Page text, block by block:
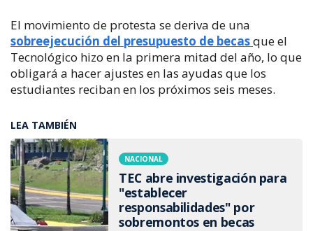
El movimiento de protesta se deriva de una
sobreejecución del presupuesto de becasque el
Tecnológico hizo en la primera mitad del año, lo que
obligará a hacer ajustes en las ayudas que los
estudiantes reciban en los próximos seis meses.
LEA TAMBIÉN
NACIONAL
TEC abre investigación para
"establecer
responsabilidades" por
sobremontos en becas